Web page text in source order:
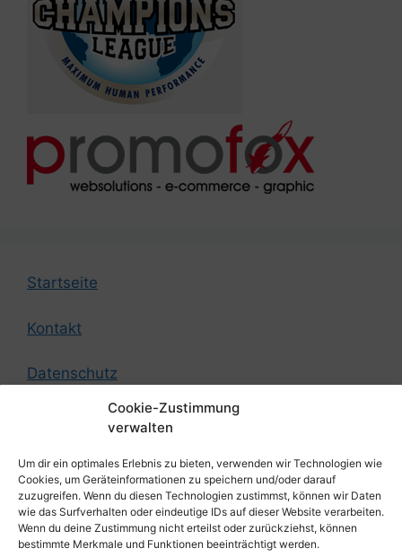
Cookie-Zustimmung
verwalten
Um dir ein optimales Erlebnis zu bieten, verwenden wir Technologien wie
Cookies, um Geräteinformationen zu speichern und/oder darauf
zuzugreifen. Wenn du diesen Technologien zustimmst, können wir Daten
wie das Surfverhalten oder eindeutige IDs auf dieser Website verarbeiten.
Wenn du deine Zustimmung nicht erteilst oder zurückziehst, können
bestimmte Merkmale und Funktionen beeinträchtigt werden.
Startseite
Kontakt
Datenschutz
© by German Federation of Strength Athletes
Design byPromofox Webdesign aus Cottbus